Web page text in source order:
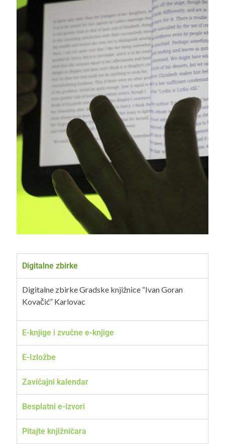
Digitalne zbirke
Digitalne zbirke Gradske knjižnice “Ivan Goran
Kovačić” Karlovac
E-knjige i zvučne e-knjige
E-Izložbe
Zavičajni kalendar
Besplatni e-izvori
Pitajte knjižničara